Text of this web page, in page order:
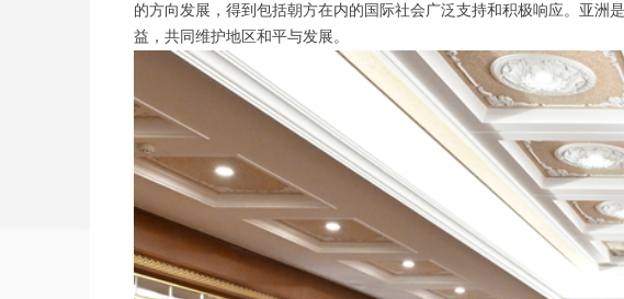
的方向发展，得到包括朝方在内的国际社会广泛支持和积极响应。亚洲
益，共同维护地区和平与发展。